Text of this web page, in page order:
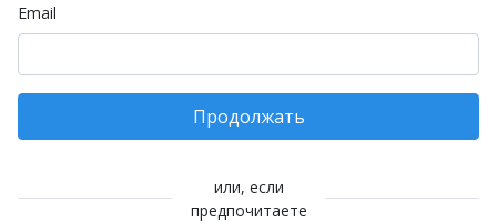
Email
Продолжать
или, если
предпочитаете